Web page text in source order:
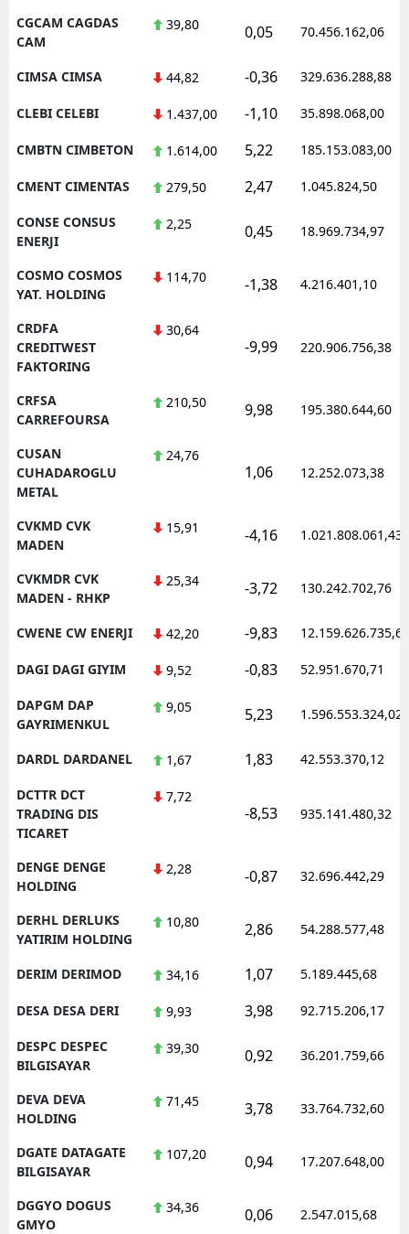
CGCAM CAGDAS
CAM
39,80 0,05 70.456.162,06
CIMSA CIMSA 44,82 -0,36 329.636.288,88
CLEBI CELEBI 1.437,00 -1,10 35.898.068,00
CMBTN CIMBETON 1.614,00 5,22 185.153.083,00
CMENT CIMENTAS 279,50 2,47 1.045.824,50
CONSE CONSUS
ENERJI
2,25 0,45 18.969.734,97
COSMO COSMOS
YAT. HOLDING
114,70 -1,38 4.216.401,10
CRDFA
CREDITWEST
FAKTORING
30,64
-9,99 220.906.756,38
CRFSA
CARREFOURSA
210,50 9,98 195.380.644,60
CUSAN
CUHADAROGLU
METAL
24,76
1,06 12.252.073,38
CVKMD CVK
MADEN
15,91 -4,16 1.021.808.061,43
CVKMDR CVK
MADEN - RHKP
25,34 -3,72 130.242.702,76
CWENE CW ENERJI 42,20 -9,83 12.159.626.735,62
DAGI DAGI GIYIM 9,52 -0,83 52.951.670,71
DAPGM DAP
GAYRIMENKUL
9,05 5,23 1.596.553.324,02
DARDL DARDANEL 1,67 1,83 42.553.370,12
DCTTR DCT
TRADING DIS
TICARET
7,72
-8,53 935.141.480,32
DENGE DENGE
HOLDING
2,28 -0,87 32.696.442,29
DERHL DERLUKS
YATIRIM HOLDING
10,80 2,86 54.288.577,48
DERIM DERIMOD 34,16 1,07 5.189.445,68
DESA DESA DERI 9,93 3,98 92.715.206,17
DESPC DESPEC
BILGISAYAR
39,30 0,92 36.201.759,66
DEVA DEVA
HOLDING
71,45 3,78 33.764.732,60
DGATE DATAGATE
BILGISAYAR
107,20 0,94 17.207.648,00
DGGYO DOGUS
GMYO
34,36 0,06 2.547.015,68